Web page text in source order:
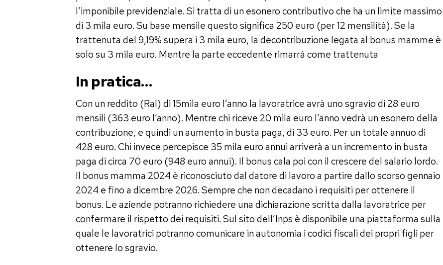
l’imponibile previdenziale. Si tratta di un esonero contributivo che ha un limite massimo
di 3 mila euro. Su base mensile questo significa 250 euro (per 12 mensilità). Se la
trattenuta del 9,19% supera i 3 mila euro, la decontribuzione legata al bonus mamme è
solo su 3 mila euro. Mentre la parte eccedente rimarrà come trattenuta
In pratica…
Con un reddito (Ral) di 15mila euro l’anno la lavoratrice avrà uno sgravio di 28 euro
mensili (363 euro l’anno). Mentre chi riceve 20 mila euro l’anno vedrà un esonero della
contribuzione, e quindi un aumento in busta paga, di 33 euro. Per un totale annuo di
428 euro. Chi invece percepisce 35 mila euro annui arriverà a un incremento in busta
paga di circa 70 euro (948 euro annui). Il bonus cala poi con il crescere del salario lordo.
Il bonus mamma 2024 è riconosciuto dal datore di lavoro a partire dallo scorso gennaio
2024 e fino a dicembre 2026. Sempre che non decadano i requisiti per ottenere il
bonus. Le aziende potranno richiedere una dichiarazione scritta dalla lavoratrice per
confermare il rispetto dei requisiti. Sul sito dell’Inps è disponibile una piattaforma sulla
quale le lavoratrici potranno comunicare in autonomia i codici fiscali dei propri figli per
ottenere lo sgravio.